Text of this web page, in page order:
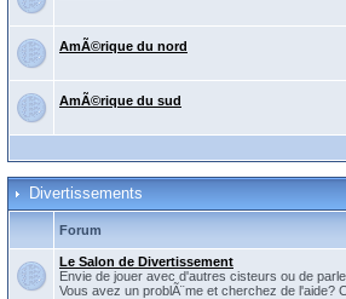
AmÃ©rique du nord
AmÃ©rique du sud
Divertissements
Forum
Le Salon de Divertissement
Envie de jouer avec d'autres cisteurs ou de
Vous avez un problÃ¨me et cherchez de l'aide?